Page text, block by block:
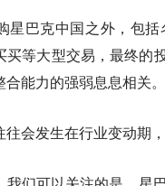
星巴克中国之外，包
买等大型交易，最终的
能力的强弱息息相关。
会发生在行业变动期